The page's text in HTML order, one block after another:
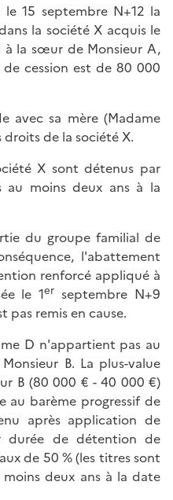
le 15 septembre N+12 la
la société X acquis le
la sœur de Monsieur A,
cession est de 80 000
avec sa mère (Madame
droits de la société X.
X sont détenus par
au moins deux ans à la
du groupe familial de
l'abattement
renforcé appliqué à
le 1er septembre N+9
pas remis en cause.
D n'appartient pas au
B. La plus-value
B (80 000 € - 40 000 €)
au barème progressif de
après application de
durée de détention de
de 50 % (les titres sont
deux ans à la date